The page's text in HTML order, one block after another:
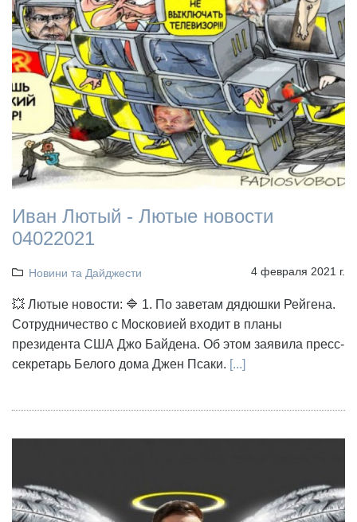
Иван Лютый - Лютые новости
04022021
Новини та Дайджести 4 февраля 2021 г.
💥 Лютые новости: 🔷 1. По заветам дядюшки Рейгена.
Сотрудничество с Московией входит в планы
президента США Джо Байдена. Об этом заявила пресс-
секретарь Белого дома Джен Псаки. [...]